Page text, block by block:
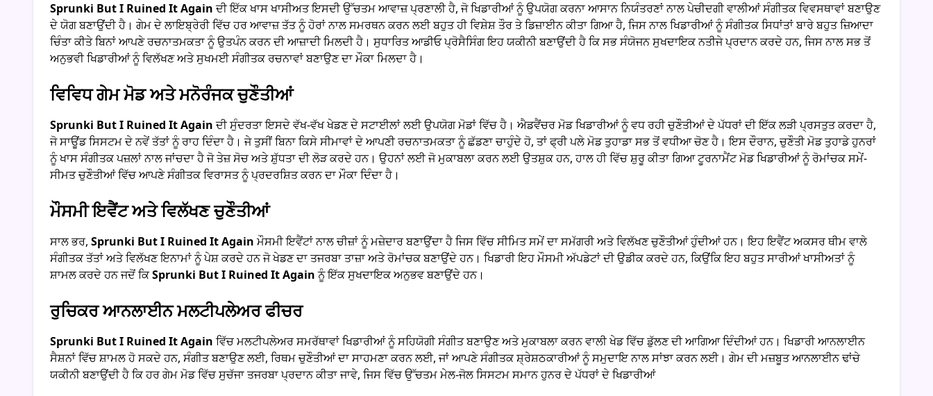
Sprunki But I Ruined It Againਦੀ ਇੱਕ ਖਾਸ ਖਾਸੀਅਤ ਇਸਦੀ ਉੱਚਤਮ ਆਵਾਜ਼ ਪ੍ਰਣਾਲੀ ਹੈ, ਜੋ ਖਿਡਾਰੀਆਂ ਨੂੰ ਉਪਯੋਗ ਕਰਨਾ ਆਸਾਨ ਨਿਯੰਤਰਣਾਂ ਨਾਲ ਪੇਚੀਦਗੀ ਵਾਲੀਆਂ ਸੰਗੀਤਕ ਵਿਵਸਥਾਵਾਂ ਬਣਾਉਣ
ਦੇ ਯੋਗ ਬਣਾਉਂਦੀ ਹੈ। ਗੇਮ ਦੇ ਲਾਇਬ੍ਰੇਰੀ ਵਿੱਚ ਹਰ ਆਵਾਜ਼ ਤੱਤ ਨੂੰ ਹੋਰਾਂ ਨਾਲ ਸਮਰਥਨ ਕਰਨ ਲਈ ਬਹੁਤ ਹੀ ਵਿਸ਼ੇਸ਼ ਤੌਰ ਤੇ ਡਿਜ਼ਾਈਨ ਕੀਤਾ ਗਿਆ ਹੈ, ਜਿਸ ਨਾਲ ਖਿਡਾਰੀਆਂ ਨੂੰ ਸੰਗੀਤਕ ਸਿਧਾਂਤਾਂ ਬਾਰੇ ਬਹੁਤ ਜ਼ਿਆਦਾ
ਚਿੰਤਾ ਕੀਤੇ ਬਿਨਾਂ ਆਪਣੇ ਰਚਨਾਤਮਕਤਾ ਨੂੰ ਉਤਪੰਨ ਕਰਨ ਦੀ ਆਜ਼ਾਦੀ ਮਿਲਦੀ ਹੈ। ਸੁਧਾਰਿਤ ਆਡੀਓ ਪ੍ਰੋਸੈਸਿੰਗ ਇਹ ਯਕੀਨੀ ਬਣਾਉਂਦੀ ਹੈ ਕਿ ਸਭ ਸੰਯੋਜਨ ਸੁਖਦਾਇਕ ਨਤੀਜੇ ਪ੍ਰਦਾਨ ਕਰਦੇ ਹਨ, ਜਿਸ ਨਾਲ ਸਭ ਤੋਂ
ਅਨੁਭਵੀ ਖਿਡਾਰੀਆਂ ਨੂੰ ਵਿਲੱਖਣ ਅਤੇ ਸੁਖਮਈ ਸੰਗੀਤਕ ਰਚਨਾਵਾਂ ਬਣਾਉਣ ਦਾ ਮੌਕਾ ਮਿਲਦਾ ਹੈ।
ਵਿਵਿਧ ਗੇਮ ਮੋਡ ਅਤੇ ਮਨੋਰੰਜਕ ਚੁਣੌਤੀਆਂ
Sprunki But I Ruined It Againਦੀ ਸੁੰਦਰਤਾ ਇਸਦੇ ਵੱਖ-ਵੱਖ ਖੇਡਣ ਦੇ ਸਟਾਈਲਾਂ ਲਈ ਉਪਯੋਗ ਮੋਡਾਂ ਵਿੱਚ ਹੈ। ਐਡਵੈਂਚਰ ਮੋਡ ਖਿਡਾਰੀਆਂ ਨੂੰ ਵਧ ਰਹੀ ਚੁਣੌਤੀਆਂ ਦੇ ਪੱਧਰਾਂ ਦੀ ਇੱਕ ਲੜੀ ਪ੍ਰਸਤੁਤ ਕਰਦਾ ਹੈ,
ਜੋ ਸਾਊਂਡ ਸਿਸਟਮ ਦੇ ਨਵੇਂ ਤੱਤਾਂ ਨੂੰ ਰਾਹ ਦਿੰਦਾ ਹੈ। ਜੇ ਤੁਸੀਂ ਬਿਨਾ ਕਿਸੇ ਸੀਮਾਵਾਂ ਦੇ ਆਪਣੀ ਰਚਨਾਤਮਕਤਾ ਨੂੰ ਛੱਡਣਾ ਚਾਹੁੰਦੇ ਹੋ, ਤਾਂ ਫ੍ਰੀ ਪਲੇ ਮੋਡ ਤੁਹਾਡਾ ਸਭ ਤੋਂ ਵਧੀਆ ਚੋਣ ਹੈ। ਇਸ ਦੌਰਾਨ, ਚੁਣੌਤੀ ਮੋਡ ਤੁਹਾਡੇ ਹੁਨਰਾਂ
ਨੂੰ ਖਾਸ ਸੰਗੀਤਕ ਪਜ਼ਲਾਂ ਨਾਲ ਜਾਂਚਦਾ ਹੈ ਜੋ ਤੇਜ਼ ਸੋਚ ਅਤੇ ਸ਼ੁੱਧਤਾ ਦੀ ਲੋੜ ਕਰਦੇ ਹਨ। ਉਹਨਾਂ ਲਈ ਜੋ ਮੁਕਾਬਲਾ ਕਰਨ ਲਈ ਉਤਸ਼ੁਕ ਹਨ, ਹਾਲ ਹੀ ਵਿੱਚ ਸ਼ੁਰੂ ਕੀਤਾ ਗਿਆ ਟੂਰਨਾਮੈਂਟ ਮੋਡ ਖਿਡਾਰੀਆਂ ਨੂੰ ਰੋਮਾਂਚਕ ਸਮੇਂ-
ਸੀਮਤ ਚੁਣੌਤੀਆਂ ਵਿੱਚ ਆਪਣੇ ਸੰਗੀਤਕ ਵਿਰਾਸਤ ਨੂੰ ਪ੍ਰਦਰਸ਼ਿਤ ਕਰਨ ਦਾ ਮੌਕਾ ਦਿੰਦਾ ਹੈ।
ਮੌਸਮੀ ਇਵੈਂਟ ਅਤੇ ਵਿਲੱਖਣ ਚੁਣੌਤੀਆਂ
ਸਾਲ ਭਰ, Sprunki But I Ruined It Again ਮੌਸਮੀ ਇਵੈਂਟਾਂ ਨਾਲ ਚੀਜ਼ਾਂ ਨੂੰ ਮਜ਼ੇਦਾਰ ਬਣਾਉਂਦਾ ਹੈ ਜਿਸ ਵਿੱਚ ਸੀਮਿਤ ਸਮੇਂ ਦਾ ਸਮੱਗਰੀ ਅਤੇ ਵਿਲੱਖਣ ਚੁਣੌਤੀਆਂ ਹੁੰਦੀਆਂ ਹਨ। ਇਹ ਇਵੈਂਟ ਅਕਸਰ ਥੀਮ ਵਾਲੇ
ਸੰਗੀਤਕ ਤੱਤਾਂ ਅਤੇ ਵਿਲੱਖਣ ਇਨਾਮਾਂ ਨੂੰ ਪੇਸ਼ ਕਰਦੇ ਹਨ ਜੋ ਖੇਡਣ ਦਾ ਤਜਰਬਾ ਤਾਜ਼ਾ ਅਤੇ ਰੋਮਾਂਚਕ ਬਣਾਉਂਦੇ ਹਨ। ਖਿਡਾਰੀ ਇਹ ਮੌਸਮੀ ਅੱਪਡੇਟਾਂ ਦੀ ਉਡੀਕ ਕਰਦੇ ਹਨ, ਕਿਉਂਕਿ ਇਹ ਬਹੁਤ ਸਾਰੀਆਂ ਖਾਸੀਅਤਾਂ ਨੂੰ
ਸ਼ਾਮਲ ਕਰਦੇ ਹਨ ਜਦੋਂ ਕਿSprunki But I Ruined It Againਨੂੰ ਇੱਕ ਸੁਖਦਾਇਕ ਅਨੁਭਵ ਬਣਾਉਂਦੇ ਹਨ।
ਰੁਚਿਕਰ ਆਨਲਾਈਨ ਮਲਟੀਪਲੇਅਰ ਫੀਚਰ
Sprunki But I Ruined It Again ਵਿੱਚ ਮਲਟੀਪਲੇਅਰ ਸਮਰੱਥਾਵਾਂ ਖਿਡਾਰੀਆਂ ਨੂੰ ਸਹਿਯੋਗੀ ਸੰਗੀਤ ਬਣਾਉਣ ਅਤੇ ਮੁਕਾਬਲਾ ਕਰਨ ਵਾਲੀ ਖੇਡ ਵਿੱਚ ਡੁੱਲਣ ਦੀ ਆਗਿਆ ਦਿੰਦੀਆਂ ਹਨ। ਖਿਡਾਰੀ ਆਨਲਾਈਨ
ਸੈਸ਼ਨਾਂ ਵਿੱਚ ਸ਼ਾਮਲ ਹੋ ਸਕਦੇ ਹਨ, ਸੰਗੀਤ ਬਣਾਉਣ ਲਈ, ਰਿਥਮ ਚੁਣੌਤੀਆਂ ਦਾ ਸਾਹਮਣਾ ਕਰਨ ਲਈ, ਜਾਂ ਆਪਣੇ ਸੰਗੀਤਕ ਸ਼੍ਰੇਸ਼ਠਕਾਰੀਆਂ ਨੂੰ ਸਮੁਦਾਇ ਨਾਲ ਸਾਂਝਾ ਕਰਨ ਲਈ। ਗੇਮ ਦੀ ਮਜ਼ਬੂਤ ਆਨਲਾਈਨ ਢਾਂਚੇ
ਯਕੀਨੀ ਬਣਾਉਂਦੀ ਹੈ ਕਿ ਹਰ ਗੇਮ ਮੋਡ ਵਿੱਚ ਸੁਚੱਜਾ ਤਜਰਬਾ ਪ੍ਰਦਾਨ ਕੀਤਾ ਜਾਵੇ, ਜਿਸ ਵਿੱਚ ਉੱਚਤਮ ਮੇਲ-ਜੋਲ ਸਿਸਟਮ ਸਮਾਨ ਹੁਨਰ ਦੇ ਪੱਧਰਾਂ ਦੇ ਖਿਡਾਰੀਆਂ